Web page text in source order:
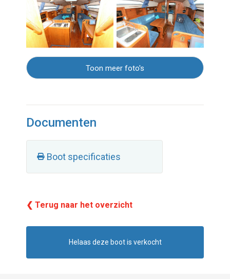
Toon meer foto's
Documenten
Boot specificaties
❮ Terug naar het overzicht
Helaas deze boot is verkocht